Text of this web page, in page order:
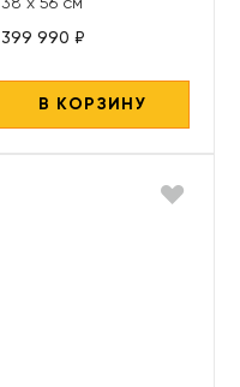
38 х 56 см
399 990 ₽
В КОРЗИНУ